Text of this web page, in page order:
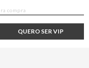
QUERO SER VIP